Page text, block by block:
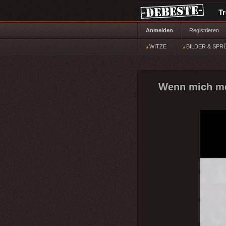
Anmelden Registrieren
WITZE BILDER &
Wenn mich